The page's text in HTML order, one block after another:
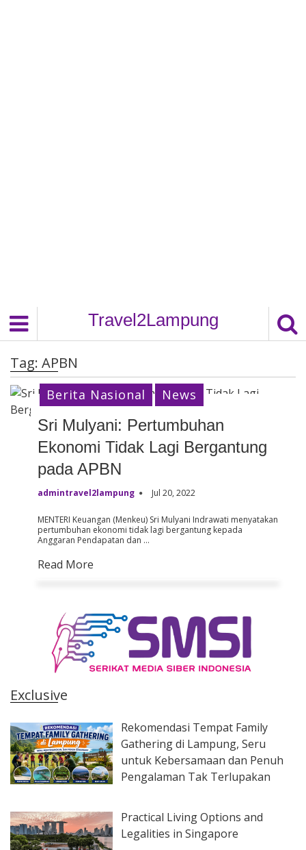
Travel2Lampung
Tag: APBN
Sri Mulyani: Pertumbuhan
Ekonomi Tidak Lagi Bergantung
pada APBN
admintravel2lampung Jul 20, 2022
MENTERI Keuangan (Menkeu) Sri Mulyani Indrawati menyatakan
pertumbuhan ekonomi tidak lagi bergantung kepada
Anggaran Pendapatan dan …
Read More
Berita Nasional News
Exclusive
Rekomendasi Tempat Family
Gathering di Lampung, Seru
untuk Kebersamaan dan Penuh
Pengalaman Tak Terlupakan
Practical Living Options and
Legalities in Singapore